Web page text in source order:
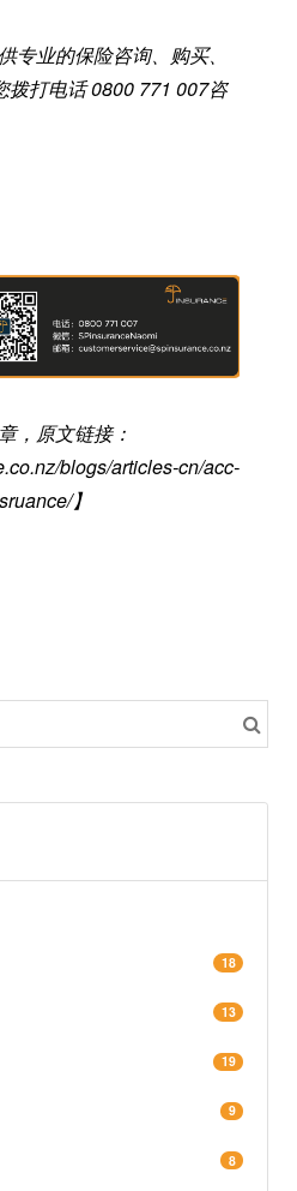
业的保险咨询、购买、
打电话 0800 771 007咨
，原文链接：
blogs/articles-cn/acc-
】
18
13
19
9
8